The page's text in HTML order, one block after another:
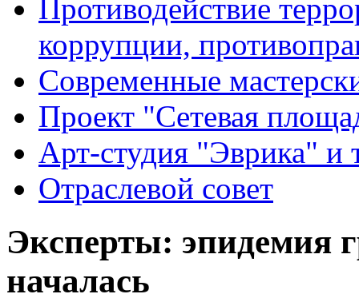
Противодействие
коррупции,
Современные
Проект "Сетевая
Арт-студия "Эврика" и
Отраслевой совет
Эксперты: эпидемия
началась